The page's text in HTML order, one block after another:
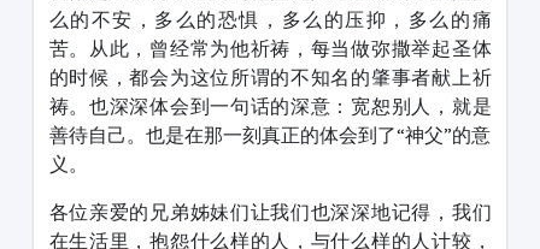
么的不安，多么的恐惧，多么的压抑，多么的痛
苦。从此，曾经常为他祈祷，每当做弥撒举起圣体
的时候，都会为这位所谓的不知名的肇事者献上祈
祷。也深深体会到一句话的深意：宽恕别人，就是
善待自己。也是在那一刻真正的体会到了“神父”的意
义。
各位亲爱的兄弟姊妹们让我们也深深地记得，我们
在生活里，抱怨什么样的人，与什么样的人计较，